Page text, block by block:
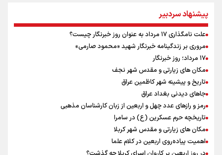
موسی جنپو، بازیکن فصل گذشته استقلال به پانتولیکوس یونان پیوست
افزایش تعداد قربانیان تیراندازی در مدرسه تایلندی
ورزشکاران سنگنوردی
یمن، ایستاده در برابر تحریم و تجاوز
پیشنهاد سردبیر
علت نامگذاری ۱۷ مرداد به عنوان روز خبرنگار چیست؟
مروری بر زندگینامه خبرنگار شهید «محمود صارمی»
۱۷ مرداد؛ روز خبرنگار
مکان های زیارتی و مقدس شهر نجف
تاریخ و پیشینه شهر کاظمین عراق
جاهای دیدنی بغداد عراق
رمز و رازهای عدد چهل و اربعین از زبان کارشناسان مذهبی
تاریخچه حرم عسکرین (ع) در سامرا
مکان های زیارتی و مقدس شهر کربلا
اهمیت پیاده‌روی اربعین در کلام علما